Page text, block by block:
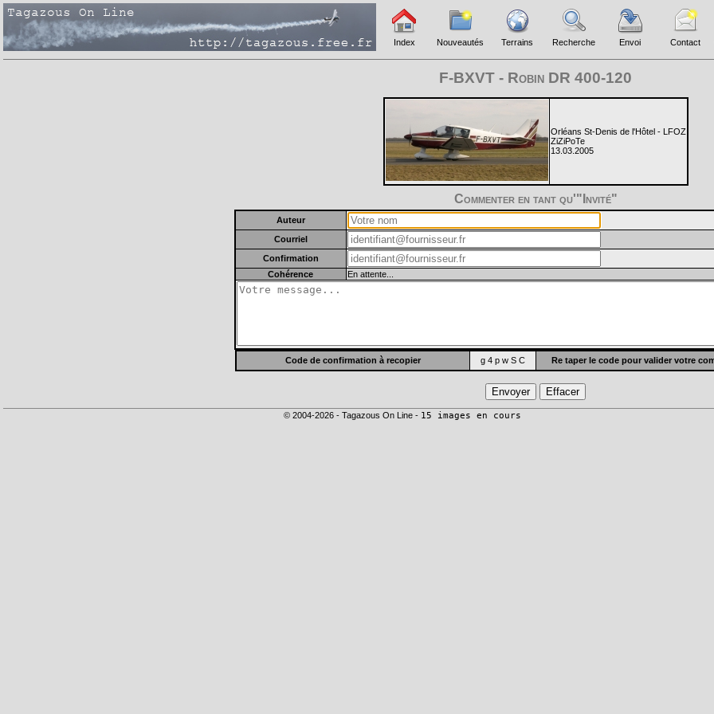
Index Nouveautés Terrains Recherche Envoi Contact
F-BXVT - Robin DR 400-120
Orléans St-Denis de l'Hôtel - LFOZ
ZiZiPoTe
13.03.2005
Commenter en tant qu'"Invité"
Auteur
Courriel
Confirmation
Cohérence
En attente...
Code de confirmation à recopier g 4 p w S C Re taper le code pour valider votre
© 2004-2026 - Tagazous On Line - 15 images en cours